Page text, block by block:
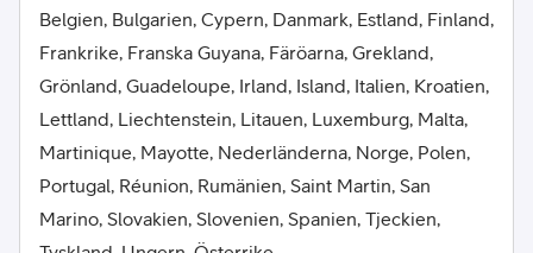
Belgien, Bulgarien, Cypern, Danmark, Estland, Finland,
Frankrike, Franska Guyana, Färöarna, Grekland,
Grönland, Guadeloupe, Irland, Island, Italien, Kroatien,
Lettland, Liechtenstein, Litauen, Luxemburg, Malta,
Martinique, Mayotte, Nederländerna, Norge, Polen,
Portugal, Réunion, Rumänien, Saint Martin, San
Marino, Slovakien, Slovenien, Spanien, Tjeckien,